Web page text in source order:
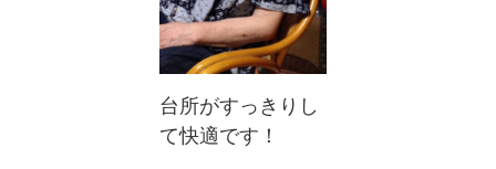
台所がすっきりし
て快適です！